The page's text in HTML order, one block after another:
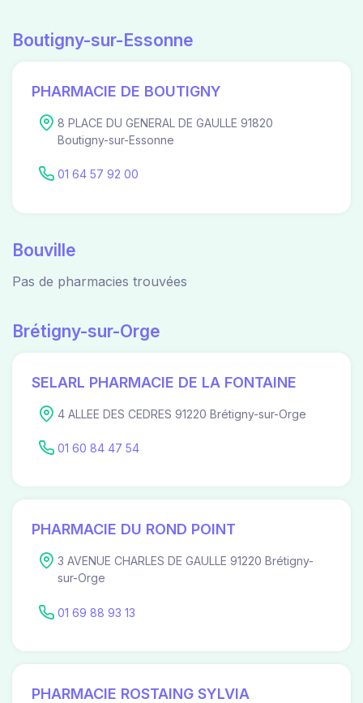
Boutigny-sur-Essonne
PHARMACIE DE BOUTIGNY
8 PLACE DU GENERAL DE GAULLE 91820
Boutigny-sur-Essonne
01 64 57 92 00
Bouville
Pas de pharmacies trouvées
Brétigny-sur-Orge
SELARL PHARMACIE DE LA FONTAINE
4 ALLEE DES CEDRES 91220 Brétigny-sur-Orge
01 60 84 47 54
PHARMACIE DU ROND POINT
3 AVENUE CHARLES DE GAULLE 91220 Brétigny-
sur-Orge
01 69 88 93 13
PHARMACIE ROSTAING SYLVIA